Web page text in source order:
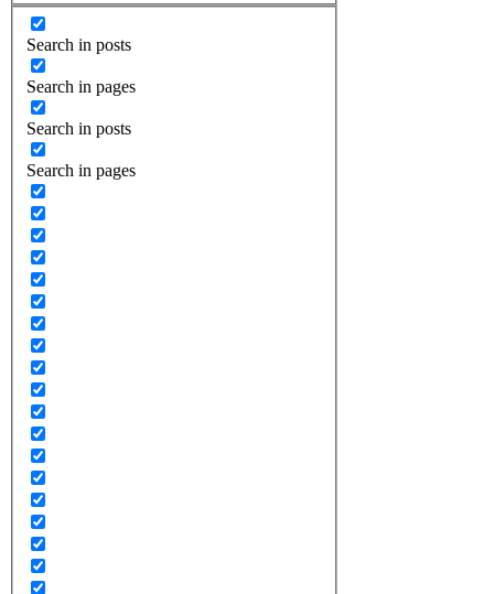
Search in posts
Search in pages
Search in posts
Search in pages